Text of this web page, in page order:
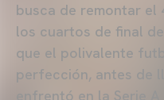
busca de remontar el
los cuartos de final de
que el polivalente
perfección, antes de
enfrentó en la Serie